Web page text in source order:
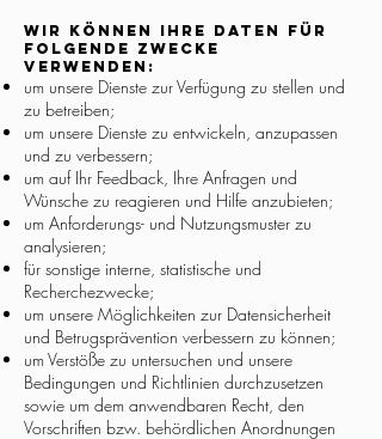
Wir können Ihre Daten für
folgende Zwecke
verwenden:
um unsere Dienste zur Verfügung zu stellen und
zu betreiben;
um unsere Dienste zu entwickeln, anzupassen
und zu verbessern;
um auf Ihr Feedback, Ihre Anfragen und
Wünsche zu reagieren und Hilfe anzubieten;
um Anforderungs- und Nutzungsmuster zu
analysieren;
für sonstige interne, statistische und
Recherchezwecke;
um unsere Möglichkeiten zur Datensicherheit
und Betrugsprävention verbessern zu können;
um Verstöße zu untersuchen und unsere
Bedingungen und Richtlinien durchzusetzen
sowie um dem anwendbaren Recht, den
Vorschriften bzw. behördlichen Anordnungen